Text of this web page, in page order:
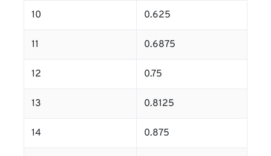
10 0.625
11 0.6875
12 0.75
13 0.8125
14 0.875